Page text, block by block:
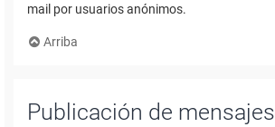
mail por usuarios anónimos.
Arriba
Publicación de mensajes